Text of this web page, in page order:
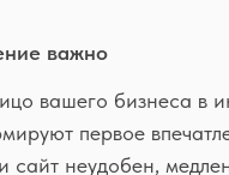
важно
вашего бизнеса в
первое
сайт неудобен,